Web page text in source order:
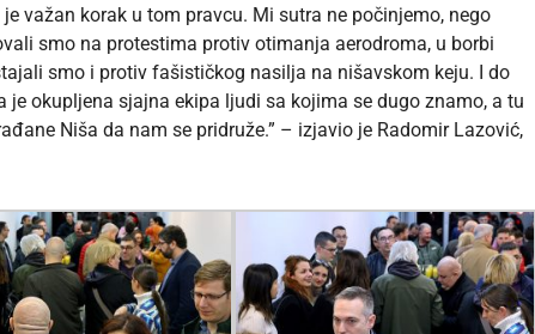
važan korak u tom pravcu. Mi sutra ne počinjemo, nego
smo na protestima protiv otimanja aerodroma, u borbi
smo i protiv fašističkog nasilja na nišavskom keju. I do
okupljena sjajna ekipa ljudi sa kojima se dugo znamo, a tu
Niša da nam se pridruže.” – izjavio je Radomir Lazović,